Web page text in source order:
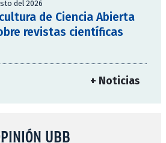
del 2026
de Ciencia Abierta
revistas científicas
+ Noticias
UBB